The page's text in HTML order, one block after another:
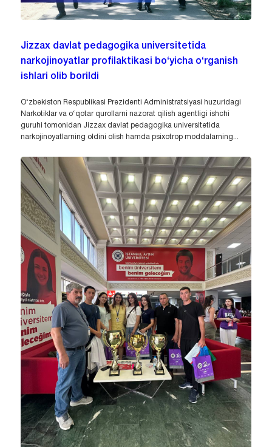
Jizzax davlat pedagogika universitetida
narkojinoyatlar profilaktikasi bo‘yicha o‘rganish
ishlari olib borildi
O‘zbekiston Respublikasi Prezidenti Administratsiyasi huzuridagi
Narkotiklar va o‘qotar qurollarni nazorat qilish agentligi ishchi
guruhi tomonidan Jizzax davlat pedagogika universitetida
narkojinoyatlarning oldini olish hamda psixotrop moddalarning...